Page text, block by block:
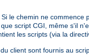
le chemin ne
script CGI, même s'il
les scripts (via la
client sont fournis au